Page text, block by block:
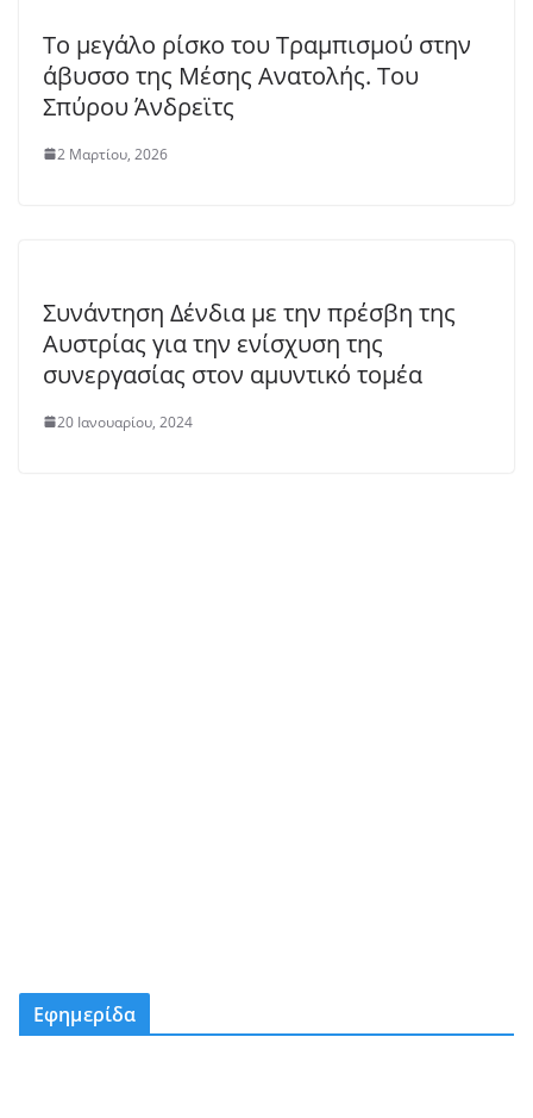
Το μεγάλο ρίσκο του Τραμπισμού στην
άβυσσο της Μέσης Ανατολής. Του
Σπύρου Άνδρεϊτς
2 Μαρτίου, 2026
Συνάντηση Δένδια με την πρέσβη της
Αυστρίας για την ενίσχυση της
συνεργασίας στον αμυντικό τομέα
20 Ιανουαρίου, 2024
Εφημερίδα